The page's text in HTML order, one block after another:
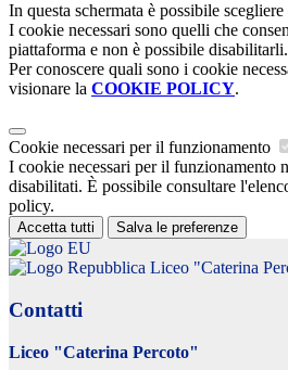
In questa schermata è possibile
I cookie necessari sono quelli che
piattaforma e non è possibile disabilitarli.
Per conoscere quali sono i cookie
visionare la COOKIE POLICY.
Cookie necessari per il funzionamento
I cookie necessari per il funzionamento
disabilitati. È possibile consultare
policy.
Accetta tutti Salva le preferenze
Liceo "Caterina
Contatti
Liceo "Caterina Percoto"